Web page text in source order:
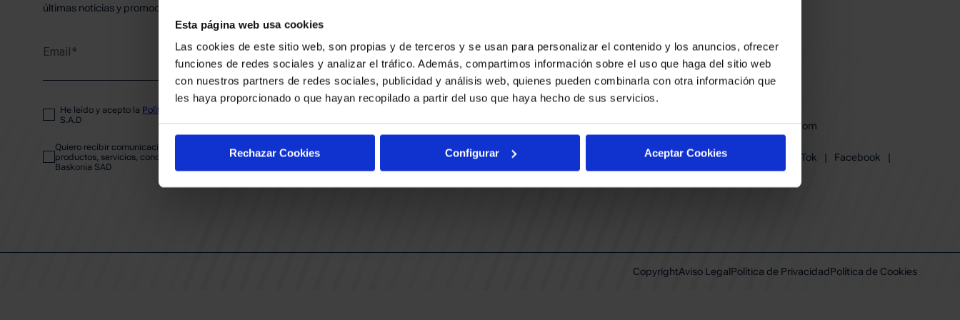
Esta página web usa cookies
Las cookies de este sitio web, son propias y de terceros y se usan para personalizar el contenido y los anuncios, ofrecer
funciones de redes sociales y analizar el tráfico. Además, compartimos información sobre el uso que haga del sitio web
con nuestros partners de redes sociales, publicidad y análisis web, quienes pueden combinarla con otra información que
les haya proporcionado o que hayan recopilado a partir del uso que haya hecho de sus servicios.
Rechazar Cookies Configurar Aceptar Cookies
PLANTILLA
ENTRADAS
ABONADOS
CALENDARIO
CLUB
últimas noticias y promociones del club.
Email
He leído y acepto la Política de privacidad
S.A.D
Quiero recibir comunicaciones electrónicas sobre las actividades,
productos, servicios, concursos, ofertas y/o promociones del SASKI
Baskonia SAD
BAKH
FUNDACIÓN BASKONIA-ALAVÉS
01013 Vitoria-Gasteiz
baskonia@baskonia.com
Instagram
TikTok | Facebook
|
Youtube
| Linkedin
CopyrightAviso LegalPolítica de PrivacidadPolítica de Cookies